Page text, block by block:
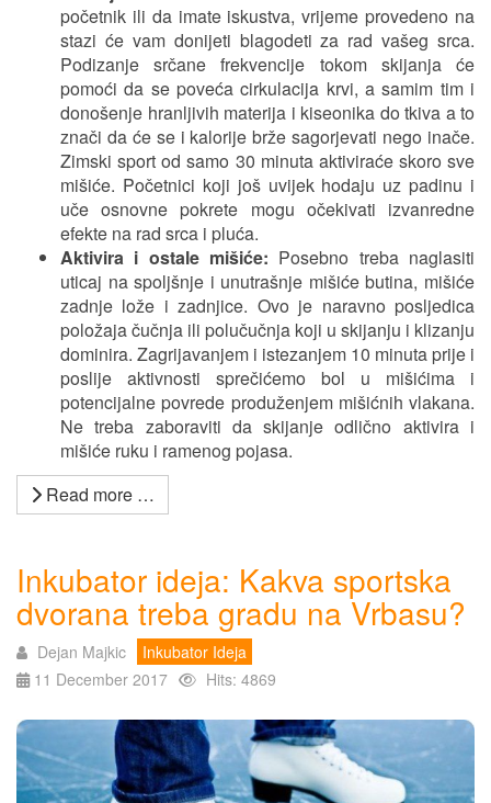
početnik ili da imate iskustva, vrijeme provedeno na
stazi će vam donijeti blagodeti za rad vašeg srca.
Podizanje srčane frekvencije tokom skijanja će
pomoći da se poveća cirkulacija krvi, a samim tim i
donošenje hranljivih materija i kiseonika do tkiva a to
znači da će se i kalorije brže sagorjevati nego inače.
Zimski sport od samo 30 minuta aktiviraće skoro sve
mišiće. Početnici koji još uvijek hodaju uz padinu i
uče osnovne pokrete mogu očekivati izvanredne
efekte na rad srca i pluća.
Aktivira i ostale mišiće: Posebno treba naglasiti
uticaj na spoljšnje i unutrašnje mišiće butina, mišiće
zadnje lože i zadnjice. Ovo je naravno posljedica
položaja čučnja ili polučučnja koji u skijanju i klizanju
dominira. Zagrijavanjem i istezanjem 10 minuta prije i
poslije aktivnosti sprečićemo bol u mišićima i
potencijalne povrede produženjem mišićnih vlakana.
Ne treba zaboraviti da skijanje odlično aktivira i
mišiće ruku i ramenog pojasa.
Read more …
Inkubator ideja: Kakva sportska
dvorana treba gradu na Vrbasu?
Dejan Majkic
Inkubator Ideja
11 December 2017
Hits: 4869